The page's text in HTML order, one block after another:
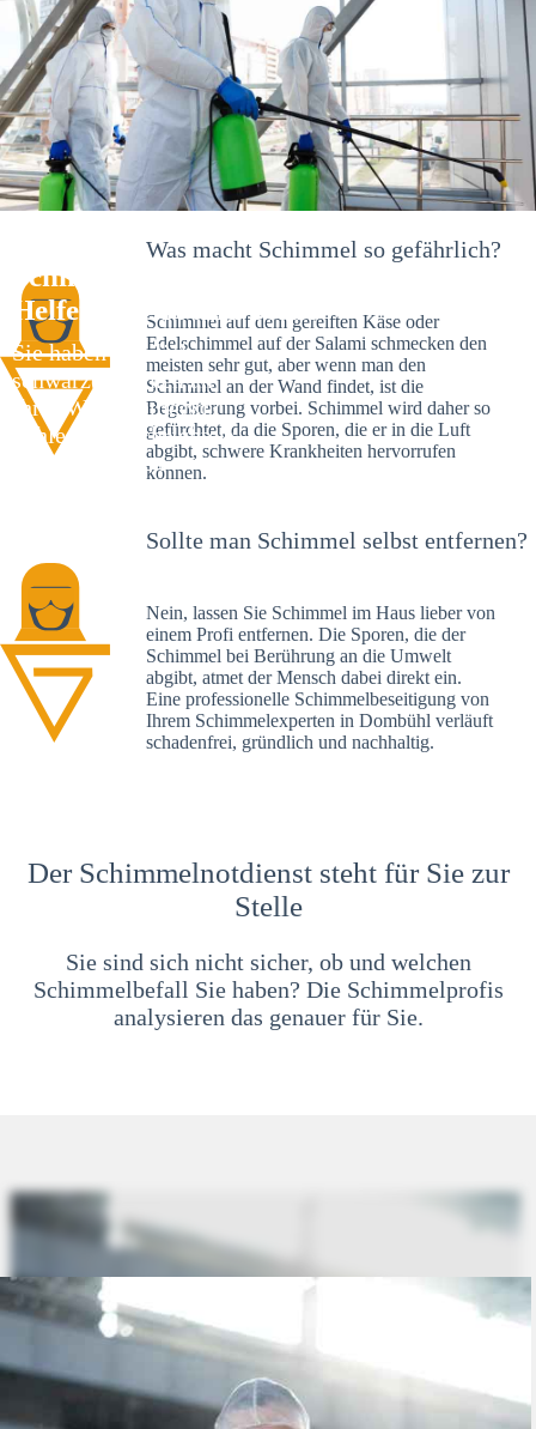
Schimmelexperte in Dombühl – Ihr
Helfer an Ort und Stelle
Sie haben kürzlich
schwarze Flecken an
Ihrer Wand entdeckt?
Schlechte Nachrichten:
Sie haben einen
Was macht Schimmel so gefährlich?
Schimmel auf dem gereiften Käse oder
Edelschimmel auf der Salami schmecken den
meisten sehr gut, aber wenn man den
Schimmel an der Wand findet, ist die
Begeisterung vorbei. Schimmel wird daher so
gefürchtet, da die Sporen, die er in die Luft
abgibt, schwere Krankheiten hervorrufen
können.
Sollte man Schimmel selbst entfernen?
Nein, lassen Sie Schimmel im Haus lieber von
einem Profi entfernen. Die Sporen, die der
Schimmel bei Berührung an die Umwelt
abgibt, atmet der Mensch dabei direkt ein.
Eine professionelle Schimmelbeseitigung von
Ihrem Schimmelexperten in Dombühl verläuft
schadenfrei, gründlich und nachhaltig.
Der Schimmelnotdienst steht für Sie zur
Stelle
Sie sind sich nicht sicher, ob und welchen
Schimmelbefall Sie haben? Die Schimmelprofis
analysieren das genauer für Sie.